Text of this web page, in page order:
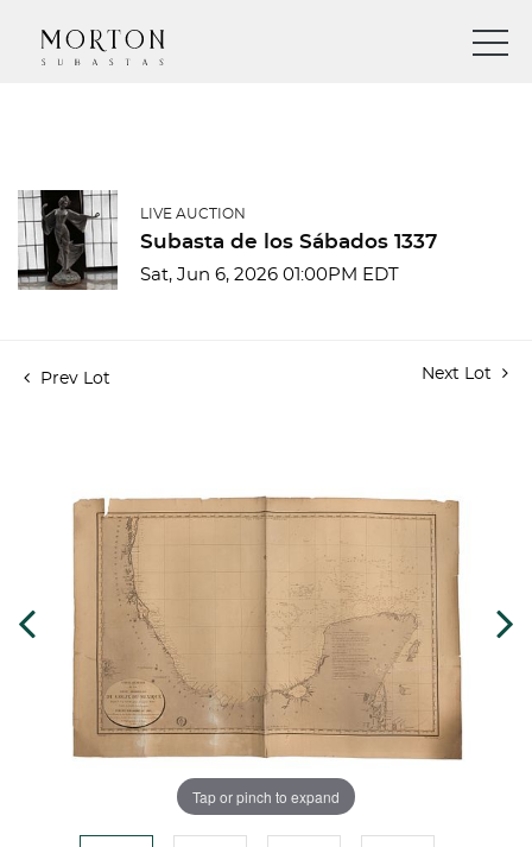
LIVE AUCTION
Subasta de los Sábados 1337
Sat, Jun 6, 2026 01:00PM EDT
Prev Lot Next Lot
Tap or pinch to expand